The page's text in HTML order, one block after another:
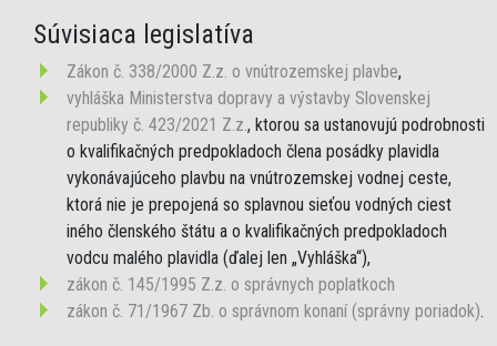
Súvisiaca legislatíva
Zákon č. 338/2000 Z.z. o vnútrozemskej plavbe,
vyhláška Ministerstva dopravy a výstavby Slovenskej
republiky č. 423/2021 Z.z., ktorou sa ustanovujú podrobnosti
o kvalifikačných predpokladoch člena posádky plavidla
vykonávajúceho plavbu na vnútrozemskej vodnej ceste,
ktorá nie je prepojená so splavnou sieťou vodných ciest
iného členského štátu a o kvalifikačných predpokladoch
vodcu malého plavidla (ďalej len „Vyhláška“),
zákon č. 145/1995 Z.z. o správnych poplatkoch
zákon č. 71/1967 Zb. o správnom konaní (správny poriadok).